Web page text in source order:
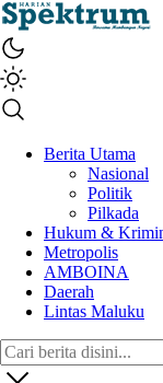
spektrumonline.com
Berita Utama
Nasional
Politik
Pilkada
Hukum &
Metropolis
AMBOINA
Daerah
Lintas Maluku